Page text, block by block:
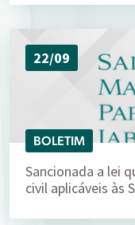
22/09
BOLETIM
Sancionada a lei
civil aplicáveis às